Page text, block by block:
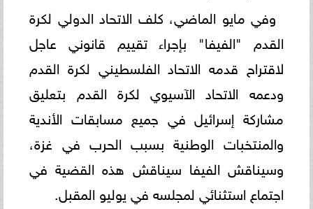
وفي مايو الماضي، كلف الاتحاد الدولي لكرة
القدم "الفيفا" بإجراء تقييم قانوني عاجل
لاقتراح قدمه الاتحاد الفلسطيني لكرة القدم
ودعمه الاتحاد الآسيوي لكرة القدم بتعليق
مشاركة إسرائيل في جميع مسابقات الأندية
والمنتخبات الوطنية بسبب الحرب في غزة،
وسيناقش الفيفا سيناقش هذه القضية في
اجتماع استثنائي لمجلسه في يوليو المقبل.